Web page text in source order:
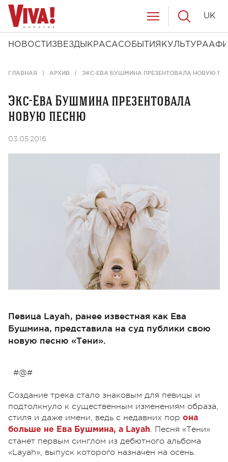
НОВОСТИ ЗВЕЗДЫ КРАСАСОБЫТИЯ КУЛЬТУРА
UK
ГЛАВНАЯ АРХИВ ЭКС-ЕВА БУШМИНА ПРЕЗЕНТОВАЛА НОВУЮ
Экс-Ева Бушмина презентовала
новую песню
03.05.2016
Певица Layah, ранее известная как Ева
Бушмина, представила на суд публики свою
новую песню «Тени».
#@#
Создание трека стало знаковым для певицы и
подтолкнуло к существенным изменениям образа,
стиля и даже имени, ведь с недавних пор она
больше не Ева Бушмина, а Layah. Песня «Тени»
станет первым синглом из дебютного альбома
«Layah», выпуск которого назначен на осень.